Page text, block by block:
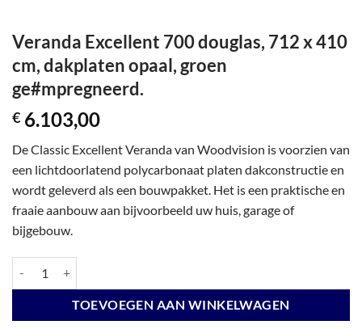
Veranda Excellent 700 douglas, 712 x 410
cm, dakplaten opaal, groen
ge#mpregneerd.
€ 6.103,00
De Classic Excellent Veranda van Woodvision is voorzien van
een lichtdoorlatend polycarbonaat platen dakconstructie en
wordt geleverd als een bouwpakket. Het is een praktische en
fraaie aanbouw aan bijvoorbeeld uw huis, garage of
bijgebouw.
TOEVOEGEN AAN WINKELWAGEN